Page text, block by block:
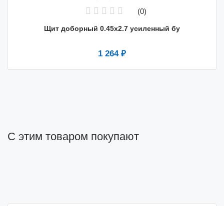
(0)
Щит доборный 0.45х2.7 усиленный бу
1 264 ₽
С этим товаром покупают